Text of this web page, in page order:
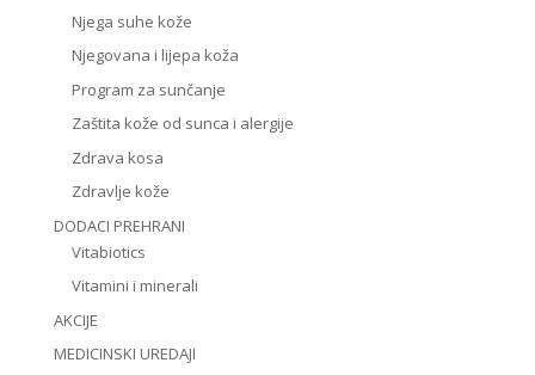
Njega suhe kože
Njegovana i lijepa koža
Program za sunčanje
Zaštita kože od sunca i alergije
Zdrava kosa
Zdravlje kože
DODACI PREHRANI
Vitabiotics
Vitamini i minerali
AKCIJE
MEDICINSKI UREDAJI